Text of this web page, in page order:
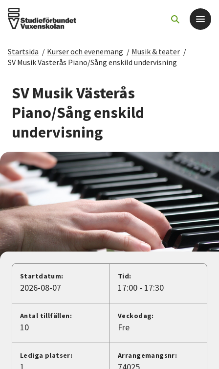
Det här gör vi
För dig som
Sök kurser och evenemang
Starta studiecirkel
Cirkelledare
Nyheter
Avdelningar
Lyssna
Startsida / Kurser och evenemang / Musik & teater /
SV Musik Västerås Piano/Sång enskild undervisning
SV Musik Västerås
Piano/Sång enskild
undervisning
Startdatum:
2026-08-07
Tid:
17:00 - 17:30
Antal tillfällen:
10
Veckodag:
Fre
Lediga platser: Arrangemangsnr: